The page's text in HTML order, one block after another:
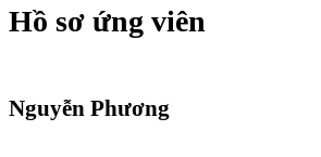
Hồ sơ ứng viên
Nguyễn Phương